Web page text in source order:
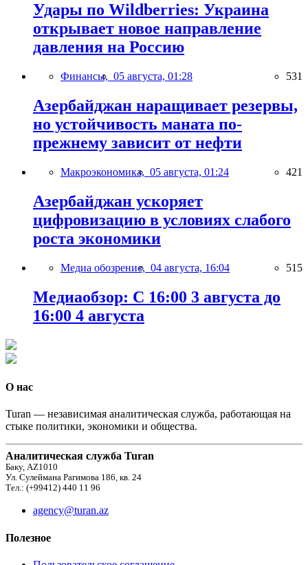
Удары по Wildberries: Украина
открывает новое направление
давления на Россию
Финансы, 05 августа, 01:28 531
Азербайджан наращивает резервы,
но устойчивость маната по-
прежнему зависит от нефти
Макроэкономика, 05 августа, 01:24 421
Азербайджан ускоряет
цифровизацию в условиях слабого
роста экономики
Медиа обозрение, 04 августа, 16:04 515
Медиаобзор: С 16:00 3 августа до
16:00 4 августа
О нас
Turan — независимая аналитическая служба, работающая на
стыке политики, экономики и общества.
Аналитическая служба Turan
Баку, AZ1010
Ул. Сулеймана Рагимова 186, кв. 24
Тел.: (+99412) 440 11 96
agency@turan.az
Полезное